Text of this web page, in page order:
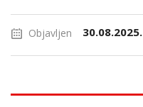
Objavljen 30.08.2025.